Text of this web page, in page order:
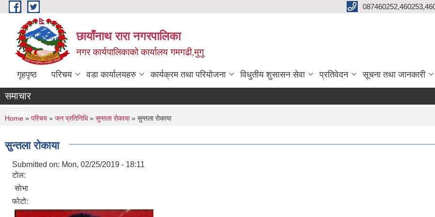
Skip to main content
छायाँनाथ रारा नगरपालिका
नगर कार्यपालिकाको कार्यालय गमगढी,मुगु
गृहपृष्ठ परिचय वडा कार्यालयहरु कार्यक्रम तथा परियोजना विधुतीय शुसासन सेवा प्रतिवेदन सूचना तथा जानकारी
समाचार
समचार
You are here
Home » परिचय » जन प्रतिनिधि» सुन्तला रोकाया» सुन्तला राेकाया
सुन्तला राेकाया
Submitted on: Mon, 02/25/2019 - 18:11
टोल:
साेभा
फोटो: